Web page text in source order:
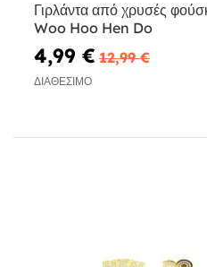
Γιρλάντα από χρυσές
Woo Hoo Hen Do
4,99 € 12,99 €
ΔΙΑΘΈΣΙΜΟ